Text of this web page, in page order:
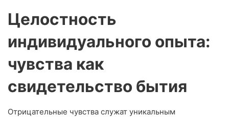
Целостность
индивидуального опыта:
чувства как
свидетельство бытия
Отрицательные чувства служат уникальным